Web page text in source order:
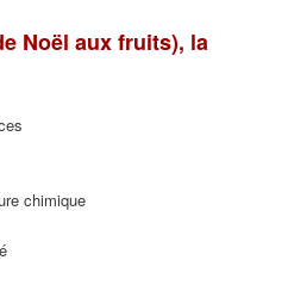
Noël aux fruits), la
chimique